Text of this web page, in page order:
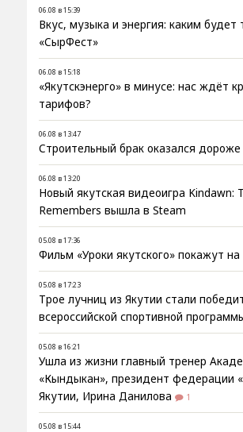
06.08 в 15:39
Вкус, музыка и энергия: каким будет
«СырФест»
06.08 в 15:18
«Якутскэнерго» в минусе: нас ждёт
тарифов?
06.08 в 13:47
Строительный брак оказался
06.08 в 13:20
Новый якутская видеоигра Kindawn:
Remembers вышла в Steam
05.08 в 17:36
Фильм «Уроки якутского» покажут
05.08 в 17:23
Трое лучниц из Якутии стали
всероссийской спортивной
05.08 в 16:21
Ушла из жизни главный тренер
«Кындыкан», президент федерации
Якутии, Ирина Данилова
1
05.08 в 15:44